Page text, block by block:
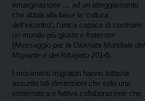
emarginazione … ad un atteggiamento
che abbia alla base la ‘cultura
dell’incontro’, l’unica capace di costruire
un mondo più giusto e fraterno»
(Messaggio per la Giornata Mondiale del
Migrante e del Rifugiato 2014).
I movimenti migratori hanno tuttavia
assunto tali dimensioni che solo una
sistematica e fattiva collaborazione che